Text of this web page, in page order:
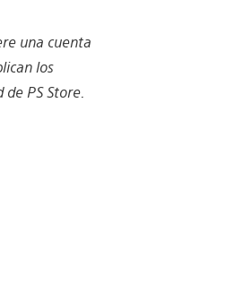
una cuenta
los
PS Store.